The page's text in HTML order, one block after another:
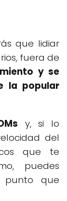
que lidiar
fuera de
y se
la popular
y, si lo
del
que te
puedes
que